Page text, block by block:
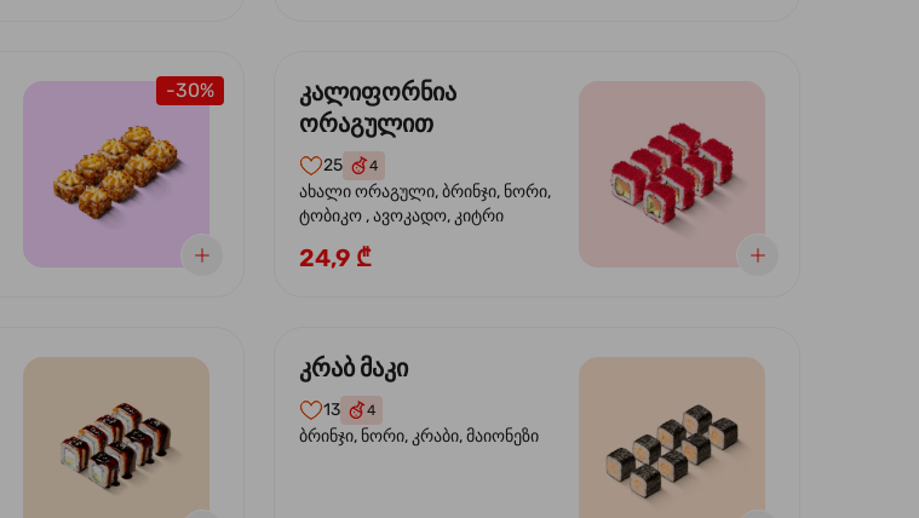
-30%
კალიფორნია
ორაგულით
25 4
ახალი ორაგული, ბრინჯი, ნორი,
ტობიკო , ავოკადო, კიტრი
24,9 ₾
კრაბ მაკი
13 4
ბრინჯი, ნორი, კრაბი, მაიონეზი